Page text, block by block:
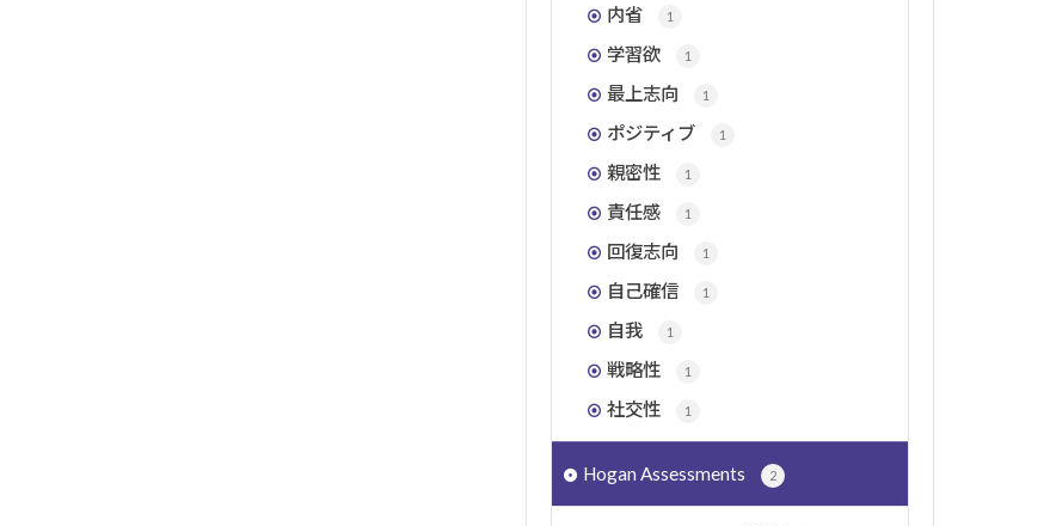
内省 1
学習欲 1
最上志向 1
ポジティブ 1
親密性 1
責任感 1
回復志向 1
自己確信 1
自我 1
戦略性 1
社交性 1
Hogan Assessments 2